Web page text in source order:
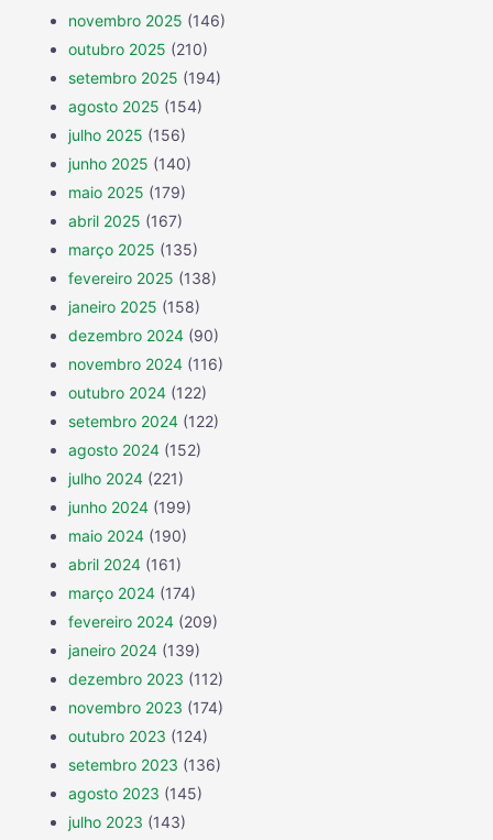
novembro 2025 (146)
outubro 2025 (210)
setembro 2025 (194)
agosto 2025 (154)
julho 2025 (156)
junho 2025 (140)
maio 2025 (179)
abril 2025 (167)
março 2025 (135)
fevereiro 2025 (138)
janeiro 2025 (158)
dezembro 2024 (90)
novembro 2024 (116)
outubro 2024 (122)
setembro 2024 (122)
agosto 2024 (152)
julho 2024 (221)
junho 2024 (199)
maio 2024 (190)
abril 2024 (161)
março 2024 (174)
fevereiro 2024 (209)
janeiro 2024 (139)
dezembro 2023 (112)
novembro 2023 (174)
outubro 2023 (124)
setembro 2023 (136)
agosto 2023 (145)
julho 2023 (143)